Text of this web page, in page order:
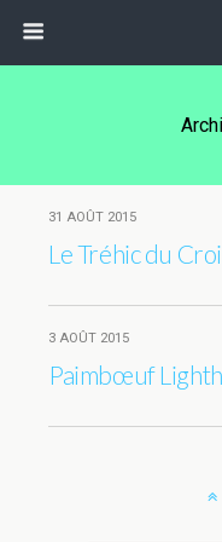
31 AOÛT 2015
Le Tréhic du
3 AOÛT 2015
Paimbœuf